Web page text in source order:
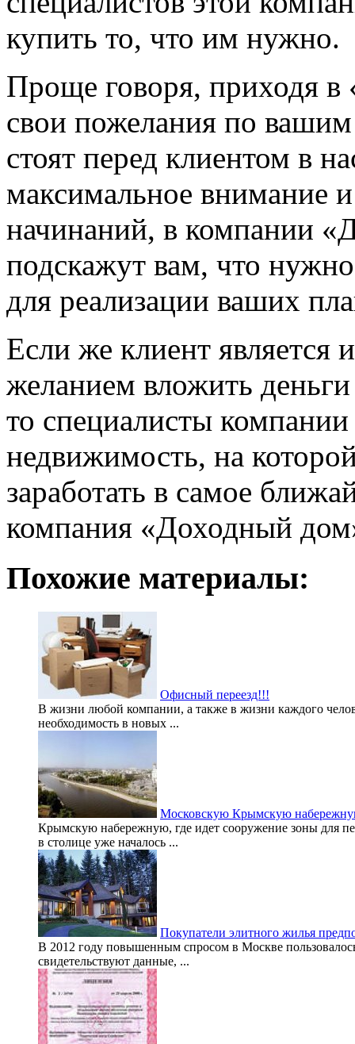
купить то, что им нужно.
Проще говоря, приходя
свои пожелания по
стоят перед клиентом в
максимальное внимание
начинаний, в компании
подскажут вам, что
для реализации ваших
Если же клиент является
желанием вложить
то специалисты
недвижимость, на
заработать в самое
компания «Доходный
Похожие материалы:
Офисный переезд!!!
В жизни любой компании, а также в жизни каждого
необходимость в новых ...
Московскую Крымскую
Крымскую набережную, где идет сооружение зоны для
в столице уже началось ...
Покупатели элитного жилья
В 2012 году повышенным спросом в Москве
свидетельствуют данные, ...